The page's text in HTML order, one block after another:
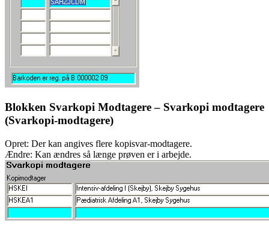
Blokken Svarkopi Modtagere – Svarkopi modtagere
(Svarkopi-modtagere)
Opret: Der kan angives flere kopisvar-modtagere.
Ændre: Kan ændres så længe prøven er i arbejde.